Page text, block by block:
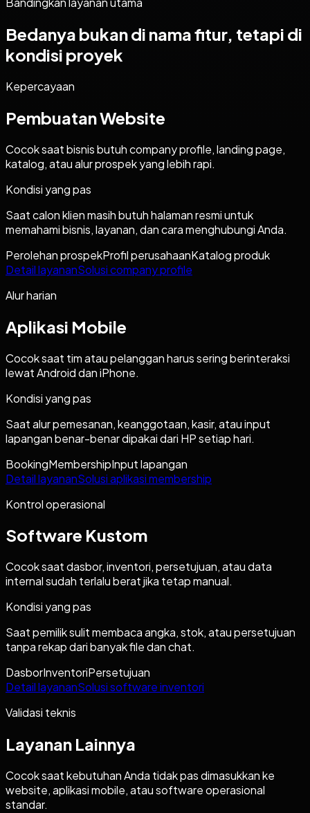
Bedanya bukan di nama fitur, tetapi di
kondisi proyek
Kepercayaan
Pembuatan Website
Cocok saat bisnis butuh company profile, landing page,
katalog, atau alur prospek yang lebih rapi.
Kondisi yang pas
Saat calon klien masih butuh halaman resmi untuk
memahami bisnis, layanan, dan cara menghubungi Anda.
Perolehan prospekProfil perusahaanKatalog produk
Detail layananSolusi company profile
Alur harian
Aplikasi Mobile
Cocok saat tim atau pelanggan harus sering berinteraksi
lewat Android dan iPhone.
Kondisi yang pas
Saat alur pemesanan, keanggotaan, kasir, atau input
lapangan benar-benar dipakai dari HP setiap hari.
BookingMembershipInput lapangan
Detail layananSolusi aplikasi membership
Kontrol operasional
Software Kustom
Cocok saat dasbor, inventori, persetujuan, atau data
internal sudah terlalu berat jika tetap manual.
Kondisi yang pas
Saat pemilik sulit membaca angka, stok, atau persetujuan
tanpa rekap dari banyak file dan chat.
DasborInventoriPersetujuan
Detail layananSolusi software inventori
Validasi teknis
Layanan Lainnya
Cocok saat kebutuhan Anda tidak pas dimasukkan ke
website, aplikasi mobile, atau software operasional
standar.